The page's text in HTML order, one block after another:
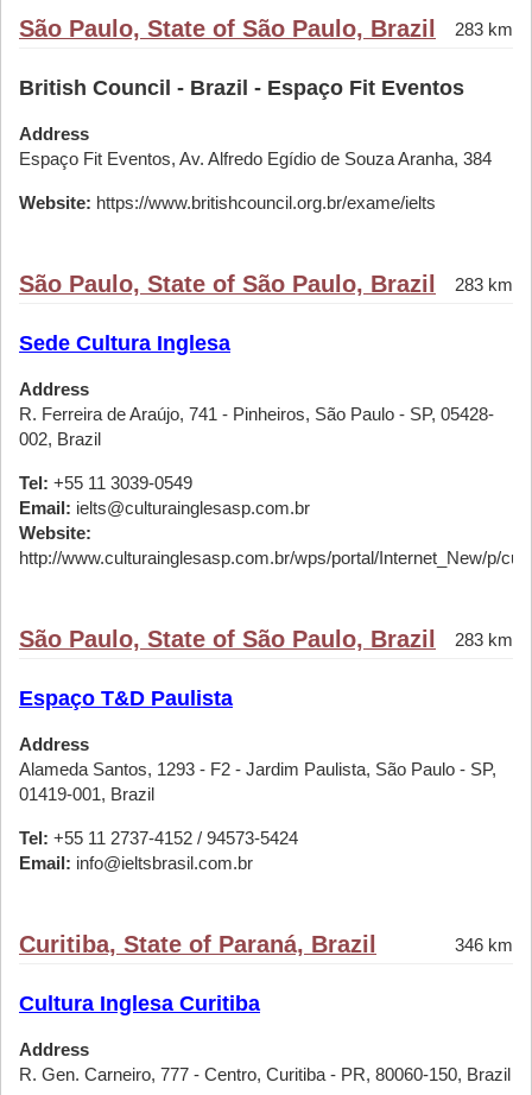
São Paulo, State of São Paulo, Brazil 283 km
British Council - Brazil - Espaço Fit Eventos
Address
Espaço Fit Eventos, Av. Alfredo Egídio de Souza Aranha, 384
Website: https://www.britishcouncil.org.br/exame/ielts
São Paulo, State of São Paulo, Brazil 283 km
Sede Cultura Inglesa
Address
R. Ferreira de Araújo, 741 - Pinheiros, São Paulo - SP, 05428-
002, Brazil
Tel: +55 11 3039-0549
Email: ielts@culturainglesasp.com.br
Website:
http://www.culturainglesasp.com.br/wps/portal/Internet_New/p/
São Paulo, State of São Paulo, Brazil 283 km
Espaço T&D Paulista
Address
Alameda Santos, 1293 - F2 - Jardim Paulista, São Paulo - SP,
01419-001, Brazil
Tel: +55 11 2737-4152 / 94573-5424
Email: info@ieltsbrasil.com.br
Curitiba, State of Paraná, Brazil 346 km
Cultura Inglesa Curitiba
Address
R. Gen. Carneiro, 777 - Centro, Curitiba - PR, 80060-150, Brazil